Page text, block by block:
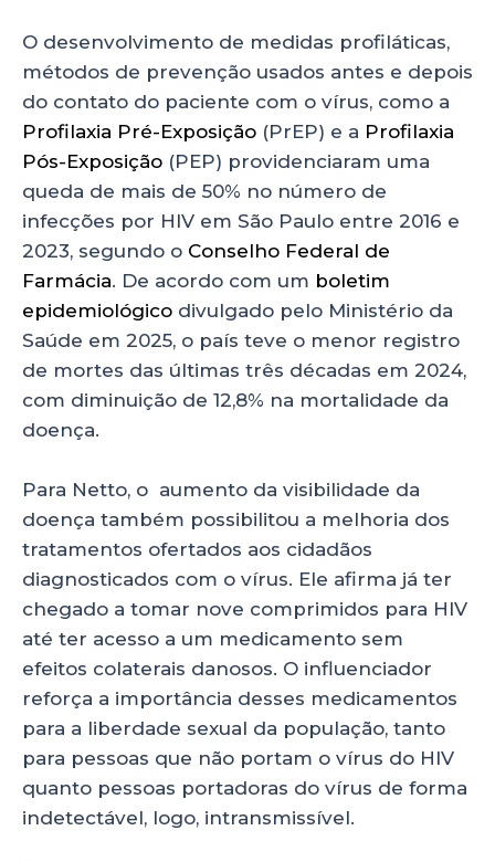
O desenvolvimento de medidas profiláticas,
métodos de prevenção usados antes e depois
do contato do paciente com o vírus, como a
Profilaxia Pré-Exposição (PrEP) e a Profilaxia
Pós-Exposição (PEP) providenciaram uma
queda de mais de 50% no número de
infecções por HIV em São Paulo entre 2016 e
2023, segundo o Conselho Federal de
Farmácia. De acordo com um boletim
epidemiológico divulgado pelo Ministério da
Saúde em 2025, o país teve o menor registro
de mortes das últimas três décadas em 2024,
com diminuição de 12,8% na mortalidade da
doença.
Para Netto, o aumento da visibilidade da
doença também possibilitou a melhoria dos
tratamentos ofertados aos cidadãos
diagnosticados com o vírus. Ele afirma já ter
chegado a tomar nove comprimidos para HIV
até ter acesso a um medicamento sem
efeitos colaterais danosos. O influenciador
reforça a importância desses medicamentos
para a liberdade sexual da população, tanto
para pessoas que não portam o vírus do HIV
quanto pessoas portadoras do vírus de forma
indetectável, logo, intransmissível.